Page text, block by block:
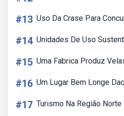
#13 Uso Da Crase Para
#14 Unidades De Uso
#15 Uma Fabrica Produz
#16 Um Lugar Bem Longe
#17 Turismo Na Região